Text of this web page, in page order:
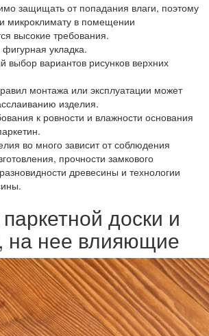
защищать от попадания влаги, поэтому
микроклимату в помещении
высокие требования.
укладка.
выбор вариантов рисунков верхних
монтажа или эксплуатации может
изделия.
к ровности и влажности основания
во много зависит от соблюдения
прочности замкового
древесины и технологии
доски и
на нее влияющие